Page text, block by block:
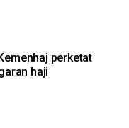
perketat
haji